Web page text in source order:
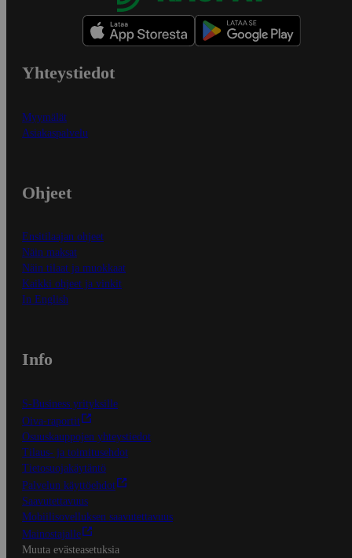
Yhteystiedot
Myymälät
Asiakaspalvelu
Ohjeet
Ensitilaajan ohjeet
Näin maksat
Näin tilaat ja muokkaat
Kaikki ohjeet ja vinkit
In English
Info
S-Business yrityksille
Oiva-raportit
Osuuskauppojen yhteystiedot
Tilaus- ja toimitusehdot
Tietosuojakäytäntö
Palvelun käyttöehdot
Saavutettavuus
Mobiilisovelluksen saavutettavuus
Mainostajalle
Muuta evästeasetuksia